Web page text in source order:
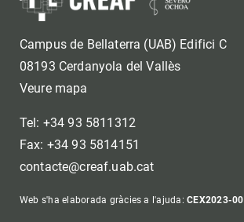
Campus de Bellaterra (UAB) Edifici C
08193 Cerdanyola del Vallès
Veure mapa
Tel: +34 93 5811312
Fax: +34 93 5814151
contacte@creaf.uab.cat
Web s'ha elaborada gràcies a l'ajuda:CEX2023-